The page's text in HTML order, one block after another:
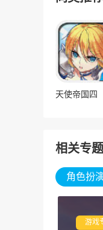
天使帝国四
相关专题
角色扮
游戏